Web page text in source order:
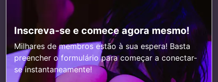
Inscreva-se e comece agora mesmo!
Milhares de membros estão à sua espera! Basta
preencher o formulário para começar a conectar-
se instantaneamente!